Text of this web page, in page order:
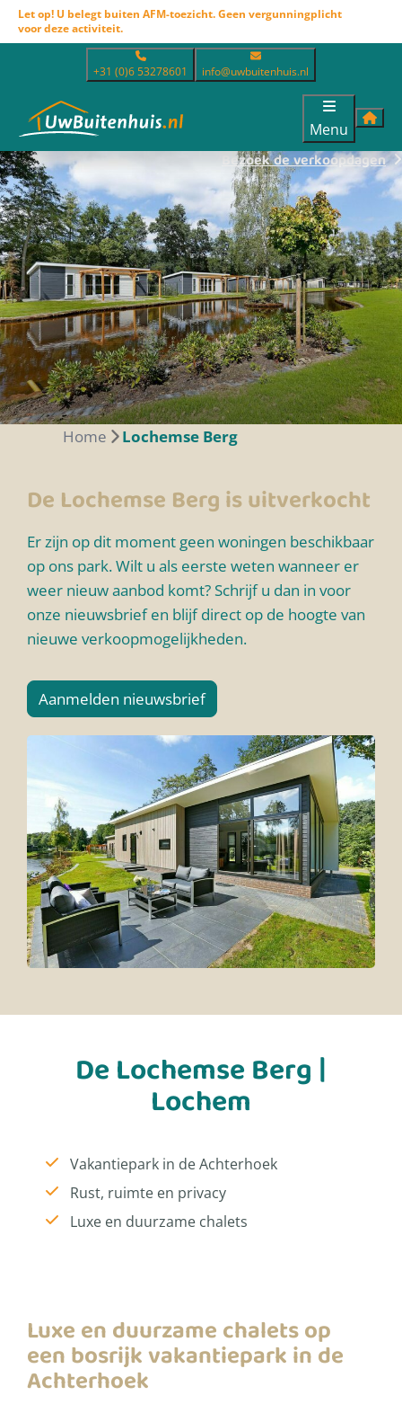
Let op! U belegt buiten AFM-toezicht. Geen vergunningplicht
voor deze activiteit.
+31 (0)6 53278601 info@uwbuitenhuis.nl
Menu
Bezoek de verkoopdagen
Home Lochemse Berg
De Lochemse Berg is uitverkocht
Er zijn op dit moment geen woningen beschikbaar
op ons park. Wilt u als eerste weten wanneer er
weer nieuw aanbod komt? Schrijf u dan in voor
onze nieuwsbrief en blijf direct op de hoogte van
nieuwe verkoopmogelijkheden.
Aanmelden nieuwsbrief
De Lochemse Berg |
Lochem
Vakantiepark in de Achterhoek
Rust, ruimte en privacy
Luxe en duurzame chalets
Luxe en duurzame chalets op
een bosrijk vakantiepark in de
Achterhoek